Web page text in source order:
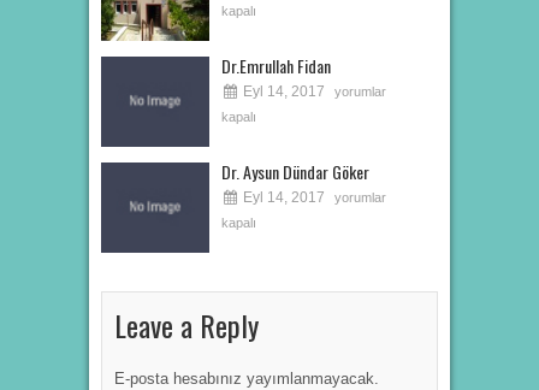
kapalı
Dr.Emrullah Fidan
Eyl 14, 2017
yorumlar
kapalı
Dr. Aysun Dündar Göker
Eyl 14, 2017
yorumlar
kapalı
Leave a Reply
E-posta hesabınız yayımlanmayacak.